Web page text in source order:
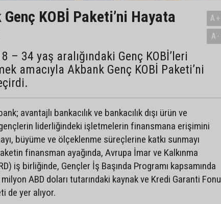
KOBİ Paketi’ni Hayata
– 34 yaş aralığındaki Genç KOBİ’leri
amacıyla Akbank Genç KOBİ Paketi’ni
A+
A-
avantajlı bankacılık ve bankacılık dışı ürün ve
liderliğindeki işletmelerin finansmana erişimini
büyüme ve ölçeklenme süreçlerine katkı sunmayı
finansman ayağında, Avrupa İmar ve Kalkınma
iş birliğinde, Gençler İş Başında Programı kapsamında
ABD doları tutarındaki kaynak ve Kredi Garanti Fonu
de yer alıyor.